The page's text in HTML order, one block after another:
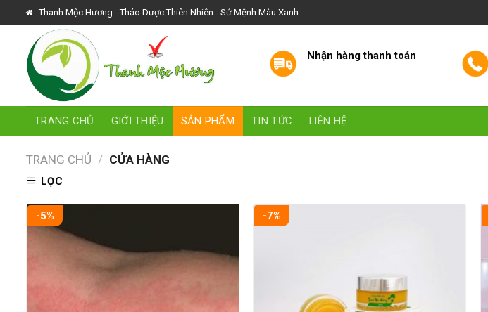
to
content
Thanh Mộc Hương - Thảo Dược Thiên Nhiên - Sứ Mệnh Màu Xanh
Nhận hàng thanh toán
TRANG CHỦ GIỚI THIỆU SẢN PHẨM TIN TỨC LIÊN HỆ
TRANG CHỦ / CỬA HÀNG
LỌC
-5% -7%